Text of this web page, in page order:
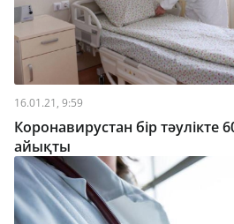
16.01.21, 9:59
Коронавирустан бір тәулікте
айықты